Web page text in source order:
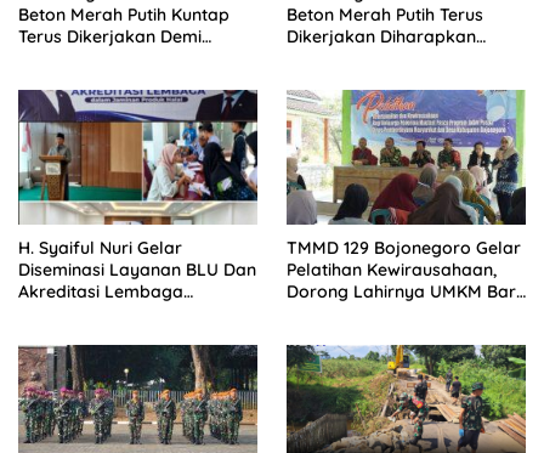
Beton Merah Putih Kuntap
Terus Dikerjakan Demi
Beton Merah Putih Terus
Dikerjakan Diharapkan
H. Syaiful Nuri Gelar
Diseminasi Layanan BLU Dan
Akreditasi Lembaga
Jawa Timur
TMMD 129 Bojonegoro Gelar
Pelatihan Kewirausahaan,
Dorong Lahirnya UMKM Baru